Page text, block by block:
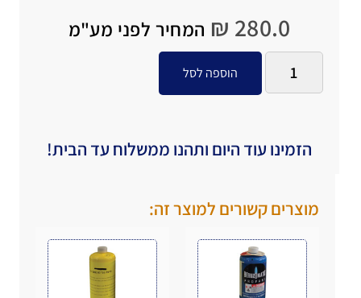
₪ 280.0 המחיר לפני מע"מ
הוספה לסל
הזמינו עוד היום ותהנו ממשלוח עד הבית!
מוצרים קשורים למוצר זה: